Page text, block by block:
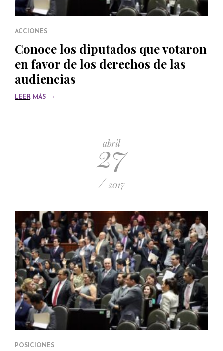
ACCIONES
Conoce los diputados que votaron
en favor de los derechos de las
audiencias
LEER MÁS →
abril
27
/ 2017
POSICIONES